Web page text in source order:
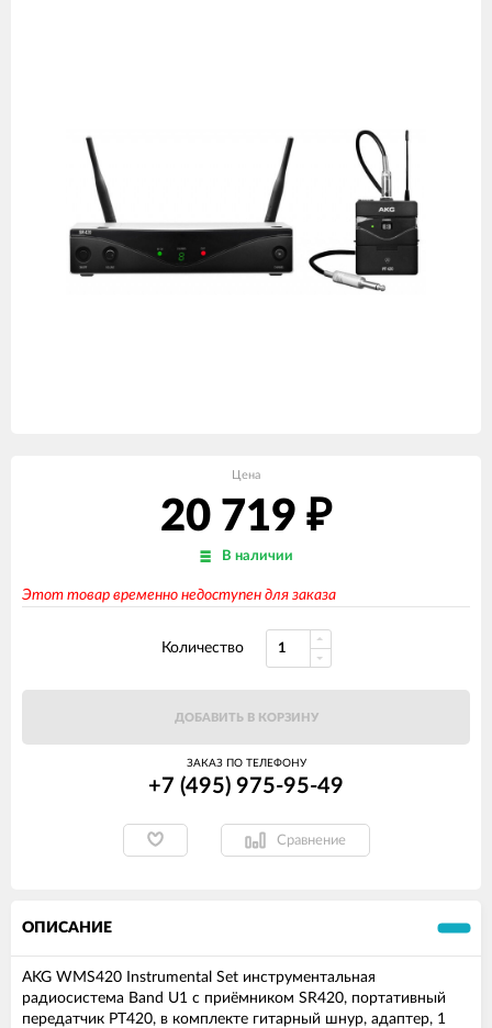
Цена
20 719 ₽
В наличии
Этот товар временно недоступен для заказа
Количество
ДОБАВИТЬ В КОРЗИНУ
ЗАКАЗ ПО ТЕЛЕФОНУ
+7 (495) 975-95-49
Сравнение
ОПИСАНИЕ
AKG WMS420 Instrumental Set инструментальная
радиосистема Band U1 с приёмником SR420, портативный
передатчик PT420, в комплекте гитарный шнур, адаптер, 1